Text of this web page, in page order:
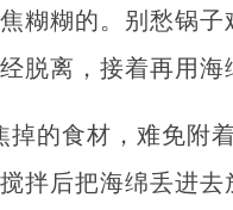
糊糊的。别愁锅
脱离，接着再用海
掉的食材，难免附
拌后把海绵丢进